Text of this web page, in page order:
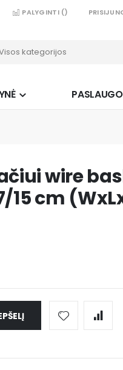
PALYGINTI ()
wire
15 cm